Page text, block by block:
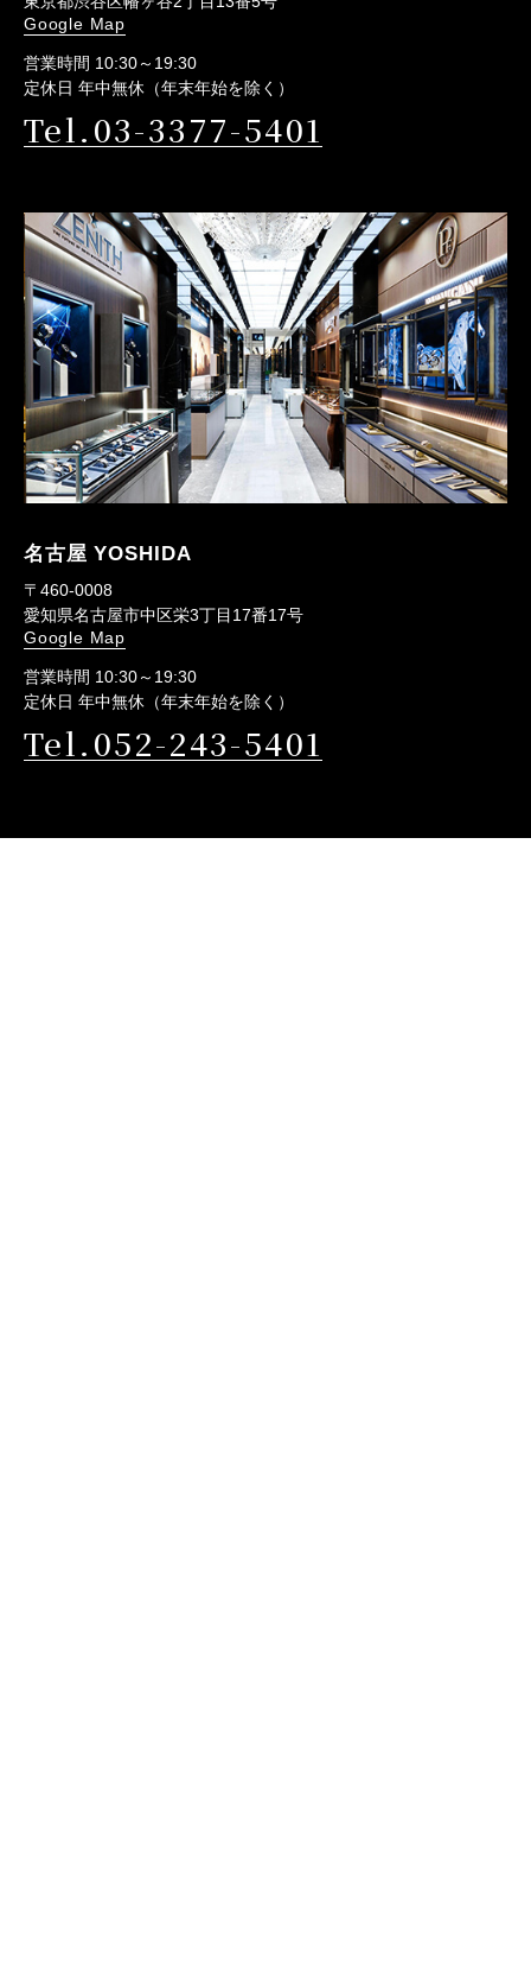
Google Map
営業時間 10:30～19:30
定休日 年中無休（年末年始を除く）
Tel.03-3377-5401
名古屋 YOSHIDA
〒460-0008
愛知県名古屋市中区栄3丁目17番17号
Google Map
営業時間 10:30～19:30
定休日 年中無休（年末年始を除く）
Tel.052-243-5401